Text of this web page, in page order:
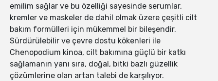
emilim sağlar ve bu özelliği sayesinde serumlar,
kremler ve maskeler de dahil olmak üzere çeşitli cilt
bakım formülleri için mükemmel bir bileşendir.
Sürdürülebilir ve çevre dostu kökenleri ile
Chenopodium kinoa, cilt bakımına güçlü bir katkı
sağlamanın yanı sıra, doğal, bitki bazlı güzellik
çözümlerine olan artan talebi de karşılıyor.